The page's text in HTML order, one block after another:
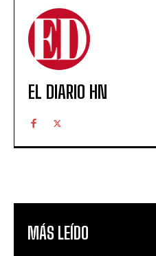
EL DIARIO HN
MÁS LEÍDO